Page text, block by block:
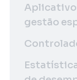
gestão